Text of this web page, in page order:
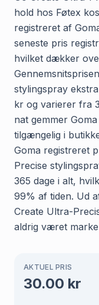
hold hos Føtex
registreret af
seneste pris
hvilket dækker
stylingspray
kr og varierer fra
nat gemmer
tilgængelig i
Goma registreret
Precise
365 dage i alt,
99% af tiden. Ud
Create Ultra-
aldrig været
AKTUEL PRIS
30.00 kr